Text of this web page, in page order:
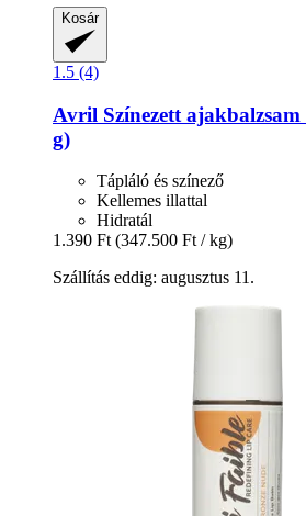
Kosár
1.5 (4)
Avril Színezett
g)
Tápláló és színező
Kellemes illattal
Hidratál
1.390 Ft (347.500 Ft / kg)
Szállítás eddig: augusztus 11.